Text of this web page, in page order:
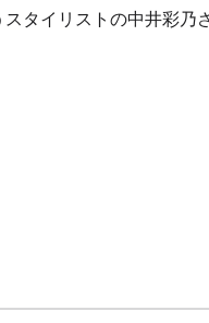
タイリストの中井彩乃